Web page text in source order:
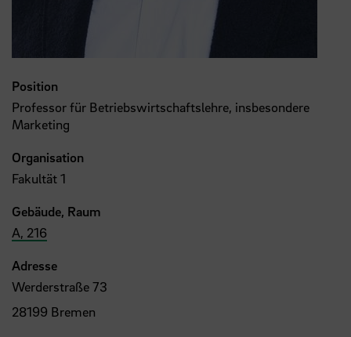
Position
Professor für Betriebswirtschaftslehre, insbesondere
Marketing
Organisation
Fakultät 1
Gebäude, Raum
A, 216
Adresse
Werderstraße 73
28199 Bremen